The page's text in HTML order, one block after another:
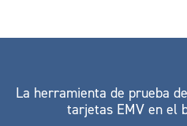
La herramienta de prueba
tarjetas EMV en el